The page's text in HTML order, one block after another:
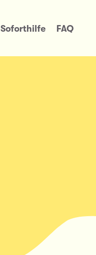
Soforthilfe FAQ